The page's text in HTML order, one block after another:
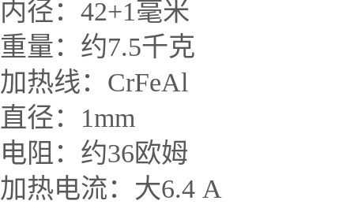
内径： 42+1毫米
重量：约7.5千克
加热线： CrFeAl
直径： 1mm
电阻：约36欧姆
加热电流：大6.4 A